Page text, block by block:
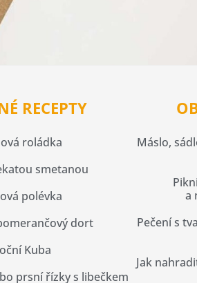
RECEPTY
roládka
smetanou
polévka
dort
Kuba
prsní řízky s libečkem
Máslo,
a
Pečení s
Jak